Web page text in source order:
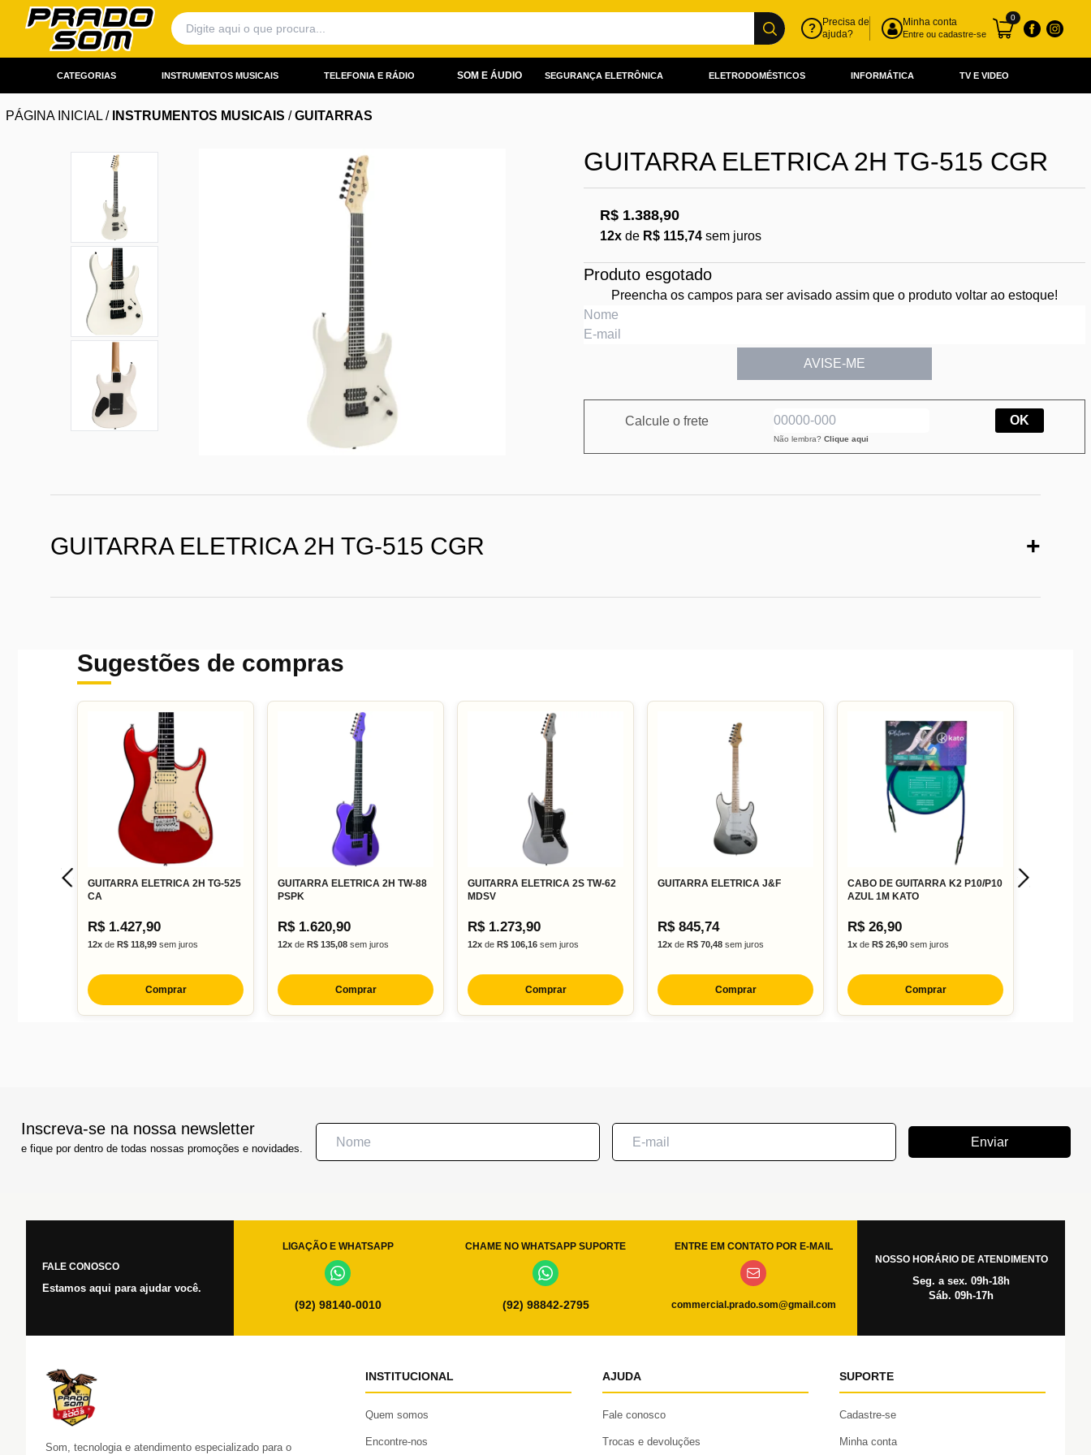
?
Precisa de
ajuda?
Minha conta
Entre ou cadastre-se
0
CATEGORIAS INSTRUMENTOS MUSICAIS TELEFONIA E RÁDIO SOM E ÁUDIO SEGURANÇA ELETRÔNICA ELETRODOMÉSTICOS INFORMÁTICA TV E VIDEO
PÁGINA INICIAL / INSTRUMENTOS MUSICAIS /GUITARRAS
GUITARRA ELETRICA 2H TG-515 CGR
R$ 1.388,90
12xde R$ 115,74sem juros
Produto esgotado
Preencha os campos para ser avisado assim que o produto voltar ao estoque!
AVISE-ME
Calcule o frete
Não lembra?Clique aqui
OK
GUITARRA ELETRICA 2H TG-515 CGR +
Sugestões de compras
GUITARRA ELETRICA 2H TG-525
CA
R$ 1.427,90
12x de R$ 118,99 sem juros
Comprar
GUITARRA ELETRICA 2H TW-88
PSPK
R$ 1.620,90
12x de R$ 135,08 sem juros
Comprar
GUITARRA ELETRICA 2S TW-62
MDSV
R$ 1.273,90
12x de R$ 106,16 sem juros
Comprar
GUITARRA ELETRICA J&F
R$ 845,74
12x de R$ 70,48 sem juros
Comprar
CABO DE GUITARRA K2 P10/P10
AZUL 1M KATO
R$ 26,90
1x de R$ 26,90 sem juros
Comprar
Inscreva-se na nossa newsletter
e fique por dentro de todas nossas promoções e novidades. Enviar
FALE CONOSCO
Estamos aqui para ajudar você.
LIGAÇÃO E WHATSAPP
(92) 98140-0010
CHAME NO WHATSAPP SUPORTE
(92) 98842-2795
ENTRE EM CONTATO POR E-MAIL
commercial.prado.som@gmail.com
NOSSO HORÁRIO DE ATENDIMENTO
Seg. a sex. 09h-18h
Sáb. 09h-17h
Som, tecnologia e atendimento especializado para o
INSTITUCIONAL
Quem somos
Encontre-nos
AJUDA
Fale conosco
Trocas e devoluções
SUPORTE
Cadastre-se
Minha conta